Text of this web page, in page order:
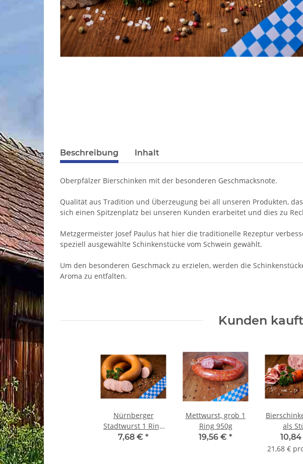
Beschreibung Inhalt
Oberpfälzer Bierschinken mit der besonderen Geschmacksnote.
Qualität aus Tradition und Überzeugung bei all unseren Produkten,
sich einen Spitzenplatz bei unseren Kunden erarbeitet und dies zu
Metzgermeister Josef Paulus hat hier die traditionelle Rezeptur
speziell ausgewählte Schinkenstücke vom Schwein gewählt.
Um den besonderen Geschmack zu erzielen, werden die
Aroma zu entfalten.
Kunden
Nürnberger
Stadtwurst 1 Ring
400 g
7,68 € *
Mettwurst, grob 1
Ring 950g
19,56 € *
als
21,68 €